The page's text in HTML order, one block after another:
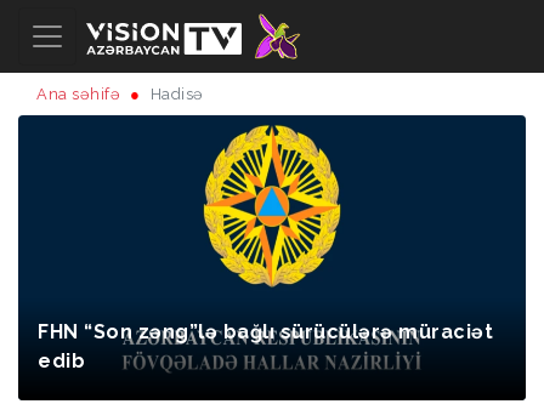
Ana səhifə Hadisə
FHN “Son zəng”lə bağlı sürücülərə müraciət
edib